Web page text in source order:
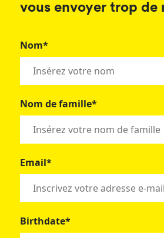
vous envoyer trop de
Nom*
Nom de famille*
Email*
Birthdate*